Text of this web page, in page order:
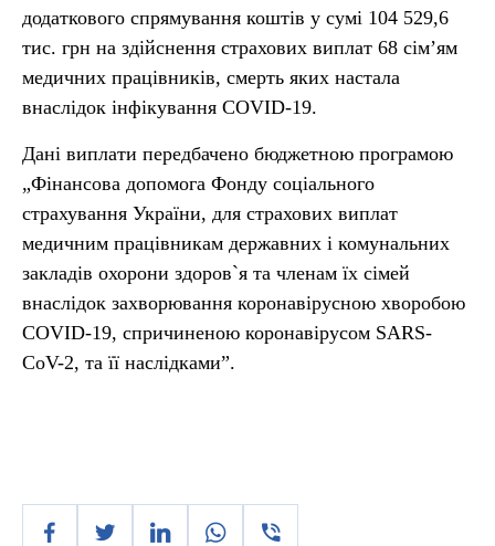
додаткового спрямування коштів у сумі 104 529,6
тис. грн на здійснення страхових виплат 68 сім’ям
медичних працівників, смерть яких настала
внаслідок інфікування COVID-19.
Дані виплати передбачено бюджетною програмою
„Фінансова допомога Фонду соціального
страхування України, для страхових виплат
медичним працівникам державних і комунальних
закладів охорони здоров`я та членам їх сімей
внаслідок захворювання коронавірусною хворобою
COVID-19, спричиненою коронавірусом SARS-
CoV-2, та її наслідками”.